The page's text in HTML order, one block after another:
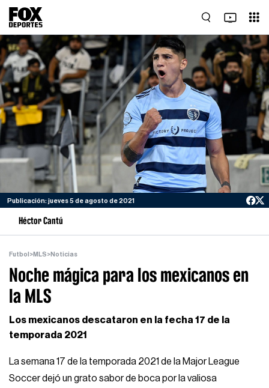
Publicación: jueves 5 de agosto de 2021
Héctor Cantú
Futbol >MLS>Noticias
Noche mágica para los mexicanos en
la MLS
Los mexicanos descataron en la fecha 17 de la
temporada 2021
La semana 17 de la temporada 2021 de la Major League
Soccer dejó un grato sabor de boca por la valiosa